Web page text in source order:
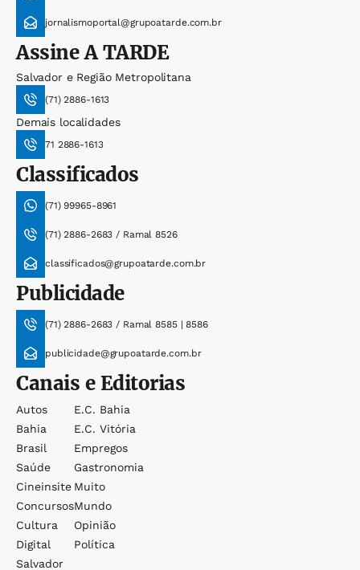
jornalismoportal@grupoatarde.com.br
AssineA TARDE
Salvador e Região Metropolitana
(71) 2886-1613
Demais localidades
71 2886-1613
Classificados
(71) 99965-8961
(71) 2886-2683 / Ramal 8526
classificados@grupoatarde.com.br
Publicidade
(71) 2886-2683 / Ramal 8585 | 8586
publicidade@grupoatarde.com.br
Canais e Editorias
Autos
Bahia
Brasil
Saúde
Cineinsite
Concursos
Cultura
Digital
Salvador
E.c. Bahia
E.c. Vitória
Empregos
Gastronomia
Muito
Mundo
Opinião
Política